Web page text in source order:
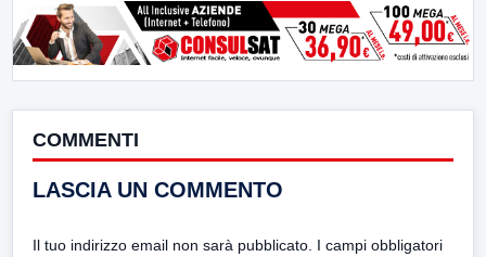
COMMENTI
LASCIA UN COMMENTO
Il tuo indirizzo email non sarà pubblicato. I campi obbligatori